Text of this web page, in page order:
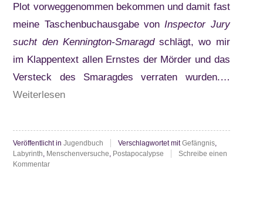
Plot vorweggenommen bekommen und damit fast
meine Taschenbuchausgabe von Inspector Jury
sucht den Kennington-Smaragdschlägt, wo mir
im Klappentext allen Ernstes der Mörder und das
Versteck des Smaragdes verraten wurden.…
Weiterlesen“James
The
Maze
Veröffentlicht inJugendbuch Verschlagwortet mitGefängnis,
Labyrinth, Menschenversuche, Postapocalypse
Schreibe einen
Kommentarzu